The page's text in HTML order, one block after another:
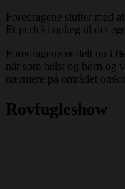
Foredragene slutter med
Et perfekt oplæg til det
Foredragene er delt op i
når som helst og børn og
nærmere på området
Rovfugleshow